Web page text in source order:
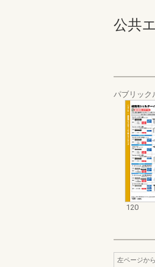
公共
パブリック
120
左ページか